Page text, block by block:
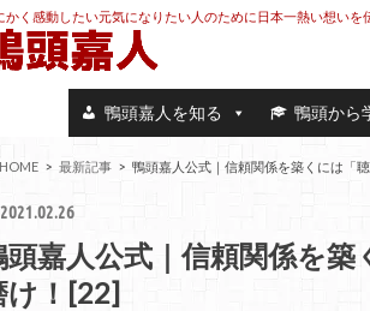
かく感動したい元気になりたい人のために日本一熱い想いを
鴨頭嘉人を知る 鴨頭から
HOME 最新記事 鴨頭嘉人公式｜信頼関係を築くには「
2021.02.26
頭嘉人公式｜信頼関係を
け！[22]